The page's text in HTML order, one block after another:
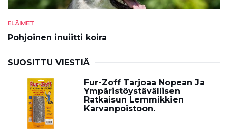
ELÄIMET
Pohjoinen inuiitti koira
SUOSITTU VIESTIÄ
Fur-Zoff Tarjoaa Nopean Ja
Ympäristöystävällisen
Ratkaisun Lemmikkien
Karvanpoistoon.